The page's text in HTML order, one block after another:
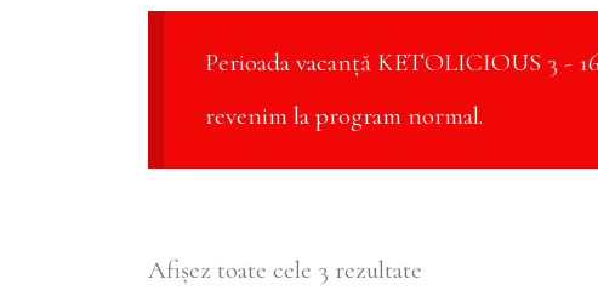
Perioada vacanță KETOLICIOUS 3 -
revenim la program normal.
Afișez toate cele 3 rezultate